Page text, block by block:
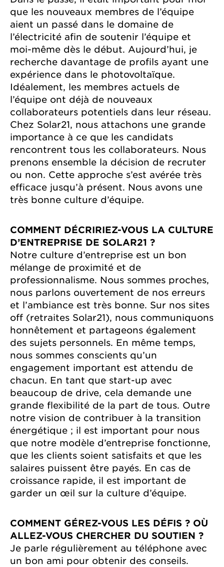
que les nouveaux membres de l’équipe
aient un passé dans le domaine de
l’électricité afin de soutenir l’équipe et
moi-même dès le début. Aujourd’hui, je
recherche davantage de profils ayant une
expérience dans le photovoltaïque.
Idéalement, les membres actuels de
l’équipe ont déjà de nouveaux
collaborateurs potentiels dans leur réseau.
Chez Solar21, nous attachons une grande
importance à ce que les candidats
rencontrent tous les collaborateurs. Nous
prenons ensemble la décision de recruter
ou non. Cette approche s’est avérée très
efficace jusqu’à présent. Nous avons une
très bonne culture d’équipe.
COMMENT DÉCRIRIEZ-VOUS LA CULTURE
D’ENTREPRISE DE SOLAR21 ?
Notre culture d’entreprise est un bon
mélange de proximité et de
professionnalisme. Nous sommes proches,
nous parlons ouvertement de nos erreurs
et l’ambiance est très bonne. Sur nos sites
off (retraites Solar21), nous communiquons
honnêtement et partageons également
des sujets personnels. En même temps,
nous sommes conscients qu’un
engagement important est attendu de
chacun. En tant que start-up avec
beaucoup de drive, cela demande une
grande flexibilité de la part de tous. Outre
notre vision de contribuer à la transition
énergétique ; il est important pour nous
que notre modèle d’entreprise fonctionne,
que les clients soient satisfaits et que les
salaires puissent être payés. En cas de
croissance rapide, il est important de
garder un œil sur la culture d’équipe.
COMMENT GÉREZ-VOUS LES DÉFIS ? OÙ
ALLEZ-VOUS CHERCHER DU SOUTIEN ?
Je parle régulièrement au téléphone avec
un bon ami pour obtenir des conseils.